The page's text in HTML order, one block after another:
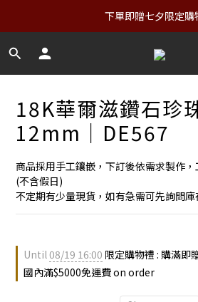
下單即贈七夕限定購
18K華爾滋鑽石珍
12mm｜DE567
商品採用手工鑲嵌，下訂後依需求製作
(不含假日)
不定期有少量現貨，如有急需可先詢問
Until08/19 16:00 限定購物禮 : 購滿即
國內滿$5000免運費 on order